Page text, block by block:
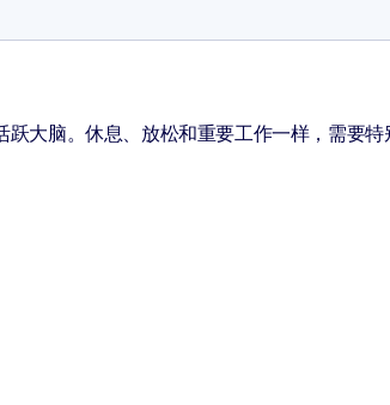
大脑。休息、放松和重要工作一样，需要